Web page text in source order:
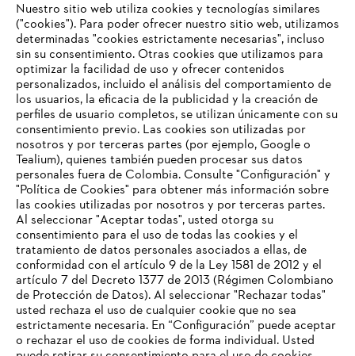
#STIHLCOLOMBIA
Nuestra empresa
Preguntas frecuentes
Contacto
TU NAVEGADOR NO ES
COMPATIBLE
El navegador que estás utilizando no es compatible con
nuestra página web. Para que puedas disfrutar de nuestro
Nuestro sitio web utiliza cookies y tecnologías similares
("cookies"). Para poder ofrecer nuestro sitio web, utilizamos
determinadas "cookies estrictamente necesarias", incluso
sin su consentimiento. Otras cookies que utilizamos para
optimizar la facilidad de uso y ofrecer contenidos
personalizados, incluido el análisis del comportamiento de
los usuarios, la eficacia de la publicidad y la creación de
perfiles de usuario completos, se utilizan únicamente con su
consentimiento previo. Las cookies son utilizadas por
nosotros y por terceras partes (por ejemplo, Google o
Tealium), quienes también pueden procesar sus datos
personales fuera de Colombia. Consulte "Configuración" y
"Política de Cookies" para obtener más información sobre
las cookies utilizadas por nosotros y por terceras partes.
Al seleccionar "Aceptar todas", usted otorga su
consentimiento para el uso de todas las cookies y el
tratamiento de datos personales asociados a ellas, de
conformidad con el artículo 9 de la Ley 1581 de 2012 y el
artículo 7 del Decreto 1377 de 2013 (Régimen Colombiano
de Protección de Datos). Al seleccionar "Rechazar todas"
usted rechaza el uso de cualquier cookie que no sea
estrictamente necesaria. En “Configuración” puede aceptar
o rechazar el uso de cookies de forma individual. Usted